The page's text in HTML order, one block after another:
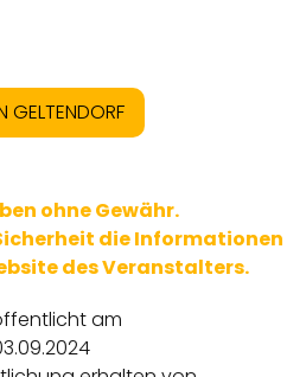
GELTENDORF
ohne Gewähr.
die Informationen
des Veranstalters.
am